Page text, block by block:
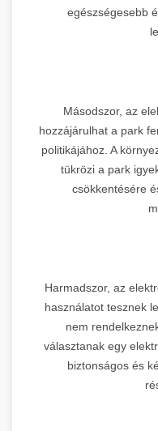
egészségesebb
Másodszor, az
hozzájárulhat a park
politikájához. A
tükrözi a park
csökkentésére
Harmadszor, az
használatot tesznek
nem
választanak egy
biztonságos és